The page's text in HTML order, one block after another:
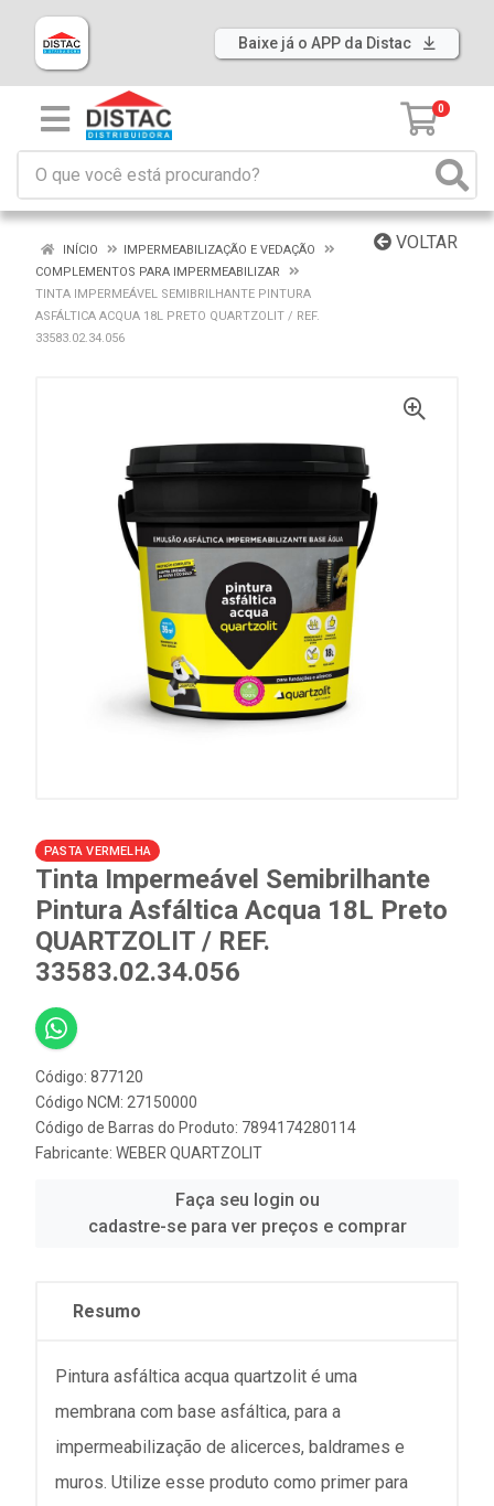
Baixe já o APP da Distac
0
VOLTAR
INÍCIO
IMPERMEABILIZAÇÃO E VEDAÇÃO
COMPLEMENTOS PARA IMPERMEABILIZAR
TINTA IMPERMEÁVEL SEMIBRILHANTE PINTURA
ASFÁLTICA ACQUA 18L PRETO QUARTZOLIT / REF.
33583.02.34.056
PASTA VERMELHA
Tinta Impermeável Semibrilhante
Pintura Asfáltica Acqua 18L Preto
QUARTZOLIT / REF.
33583.02.34.056
Código: 877120
Código NCM: 27150000
Código de Barras do Produto: 7894174280114
Fabricante: WEBER QUARTZOLIT
Faça seu login ou
cadastre-se para ver preços e comprar
Resumo
Pintura asfáltica acqua quartzolit é uma
membrana com base asfáltica, para a
impermeabilização de alicerces, baldrames e
muros. Utilize esse produto como primer para